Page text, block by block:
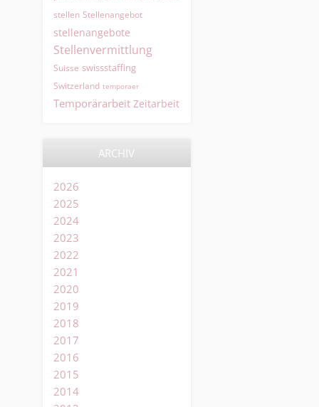
stellen Stellenangebot
stellenangebote
Stellenvermittlung
Suisse swissstaffing
Switzerland temporaer
Temporärarbeit Zeitarbeit
ARCHIV
2026
2025
2024
2023
2022
2021
2020
2019
2018
2017
2016
2015
2014